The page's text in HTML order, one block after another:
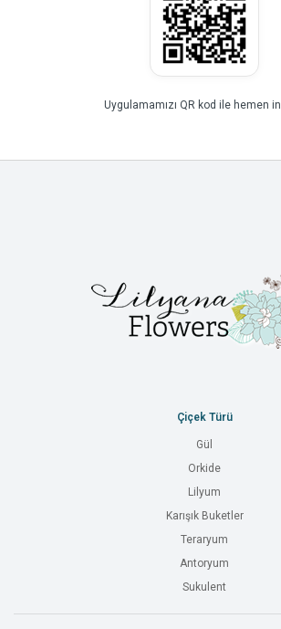
Uygulamamızı QR kod ile hemen
Çiçek Türü
Gül
Orkide
Lilyum
Karışık Buketler
Teraryum
Antoryum
Sukulent